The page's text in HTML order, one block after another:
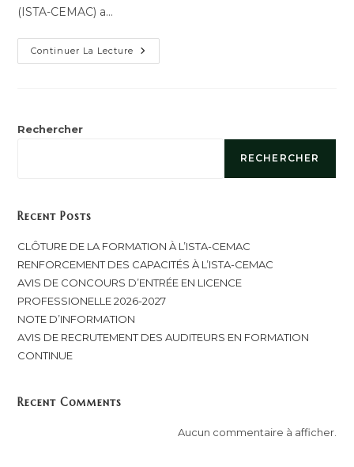
(ISTA-CEMAC) a…
Continuer La Lecture
Rechercher
RECHERCHER
Recent Posts
CLÔTURE DE LA FORMATION À L’ISTA-CEMAC
RENFORCEMENT DES CAPACITÉS À L’ISTA-CEMAC
AVIS DE CONCOURS D’ENTRÉE EN LICENCE
PROFESSIONELLE 2026-2027
NOTE D’INFORMATION
AVIS DE RECRUTEMENT DES AUDITEURS EN FORMATION
CONTINUE
Recent Comments
Aucun commentaire à afficher.